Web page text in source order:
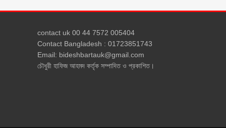
contact uk 00 44 7572 005404
Contact Bangladesh : 01723851743
Email: bideshbartauk@gmail.com
চৌধুরী হাফিজ আহমদ কর্তৃক সম্পাদিত ও প্রকাশিত।